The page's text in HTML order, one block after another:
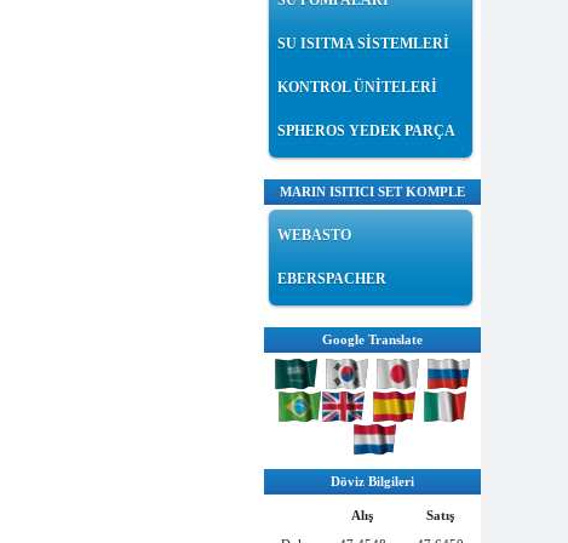
SU ISITMA SİSTEMLERİ
KONTROL ÜNİTELERİ
SPHEROS YEDEK PARÇA
MARIN ISITICI SET KOMPLE
WEBASTO
EBERSPACHER
Google Translate
Döviz Bilgileri
Alış
Satış